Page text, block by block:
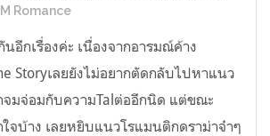
Romance
อีกเรื่องค่ะ เนื่องจากอารมณ์ค้าง
Storyเลยยังไม่อยากตัดกลับไปหาแนว
จมจ่อมกับความTalต่ออีกนิด แต่ขณะ
จบ้าง เลยหยิบแนวโรแมนติกดราม่าจ๋าๆ